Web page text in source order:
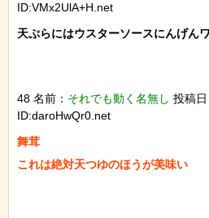
ID:VMx2UlA+H.net
天ぷらにはウスターソースにんげん
48 名前： それでも動く名無し 投稿
ID:daroHwQr0.net
舞茸
これは絶対天つゆのほうが美味い